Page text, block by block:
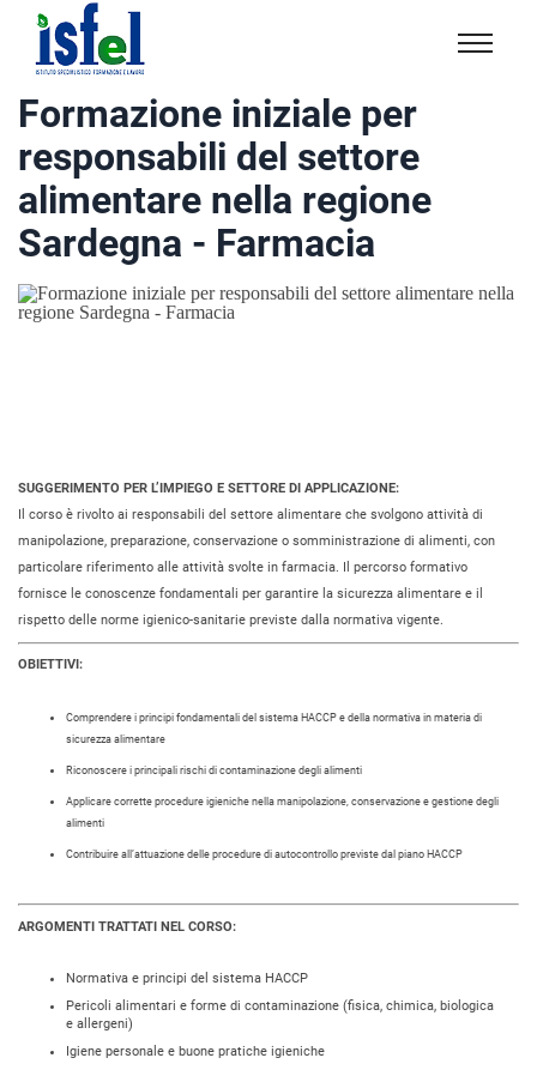
Isfel
Istituto
specialistico
formazione
e
lavoro
Formazione iniziale per
responsabili del settore
alimentare nella regione
Sardegna - Farmacia
SUGGERIMENTO PER L’IMPIEGO E SETTORE DI APPLICAZIONE:
Il corso è rivolto ai responsabili del settore alimentare che svolgono attività di
manipolazione, preparazione, conservazione o somministrazione di alimenti, con
particolare riferimento alle attività svolte in farmacia. Il percorso formativo
fornisce le conoscenze fondamentali per garantire la sicurezza alimentare e il
rispetto delle norme igienico-sanitarie previste dalla normativa vigente.
OBIETTIVI:
Comprendere i principi fondamentali del sistema HACCP e della normativa in materia di
sicurezza alimentare
Riconoscere i principali rischi di contaminazione degli alimenti
Applicare corrette procedure igieniche nella manipolazione, conservazione e gestione degli
alimenti
Contribuire all’attuazione delle procedure di autocontrollo previste dal piano HACCP
ARGOMENTI TRATTATI NEL CORSO:
Normativa e principi del sistema HACCP
Pericoli alimentari e forme di contaminazione (fisica, chimica, biologica
e allergeni)
Igiene personale e buone pratiche igieniche